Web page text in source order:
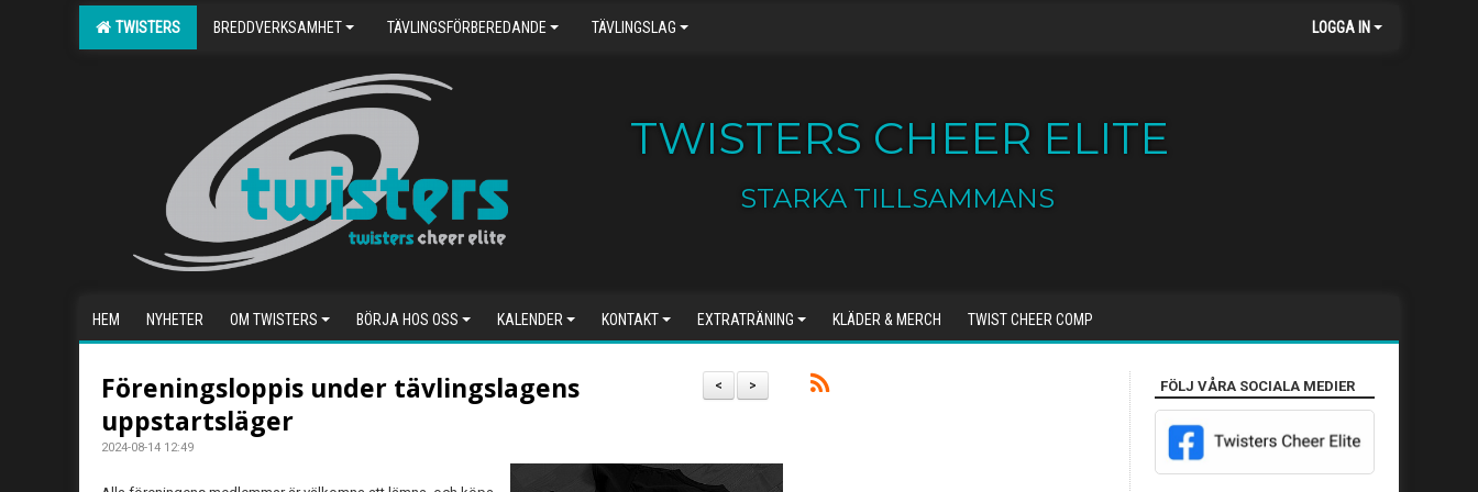
TWISTERS BREDDVERKSAMHET TÄVLINGSFÖRBEREDANDE TÄVLINGSLAG LOGGA IN
TWISTERS CHEER ELITE
STARKA TILLSAMMANS
HEM NYHETER OM TWISTERS BÖRJA HOS OSS KALENDER KONTAKT EXTRATRÄNING KLÄDER & MERCH TWIST CHEER COMP
>
<
Föreningsloppis under tävlingslagens
uppstartsläger
2024-08-14 12:49
FÖLJ VÅRA SOCIALA MEDIER